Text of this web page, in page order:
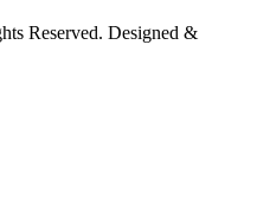
Reserved. Designed &